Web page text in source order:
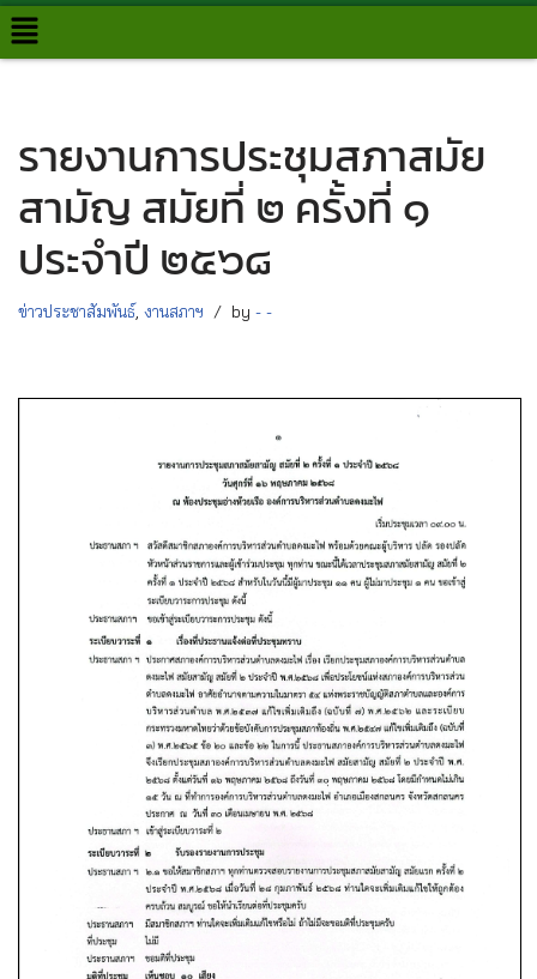
Skip
รายงานการประชุมสภาสมัย
สามัญ สมัยที่ ๒ ครั้งที่ ๑
ประจำปี ๒๕๖๘
ข่าวประชาสัมพันธ์, งานสภาฯ by - -